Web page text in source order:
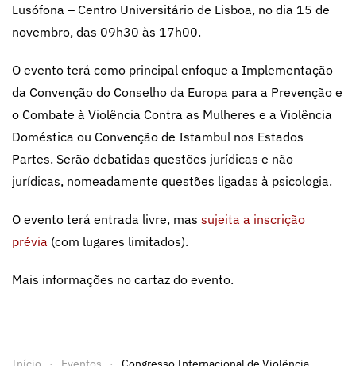
Lusófona – Centro Universitário de Lisboa, no dia 15 de
novembro, das 09h30 às 17h00.
O evento terá como principal enfoque a Implementação
da Convenção do Conselho da Europa para a Prevenção e
o Combate à Violência Contra as Mulheres e a Violência
Doméstica ou Convenção de Istambul nos Estados
Partes. Serão debatidas questões jurídicas e não
jurídicas, nomeadamente questões ligadas à psicologia.
O evento terá entrada livre, mas sujeita a inscrição
prévia (com lugares limitados).
Mais informações no cartaz do evento.